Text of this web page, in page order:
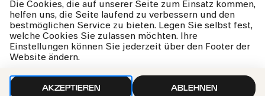
Die Cookies, die auf unserer Seite zum Einsatz kommen,
helfen uns, die Seite laufend zu verbessern und den
bestmöglichen Service zu bieten. Legen Sie selbst fest,
welche Cookies Sie zulassen möchten. Ihre
Einstellungen können Sie jederzeit über den Footer der
Website ändern.
AKZEPTIEREN ABLEHNEN
Fr
04.11.2022
10:30
Presse
Jobs
News
Kontakt
Widerruf einreichen